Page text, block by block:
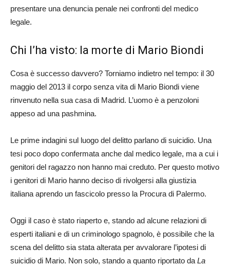
presentare una denuncia penale nei confronti del medico
legale.
Chi l’ha visto: la morte di Mario Biondi
Cosa è successo davvero? Torniamo indietro nel tempo: il 30
maggio del 2013 il corpo senza vita di Mario Biondi viene
rinvenuto nella sua casa di Madrid. L’uomo è a penzoloni
appeso ad una pashmina.
Le prime indagini sul luogo del delitto parlano di suicidio. Una
tesi poco dopo confermata anche dal medico legale, ma a cui i
genitori del ragazzo non hanno mai creduto. Per questo motivo
i genitori di Mario hanno deciso di rivolgersi alla giustizia
italiana aprendo un fascicolo presso la Procura di Palermo.
Oggi il caso è stato riaperto e, stando ad alcune relazioni di
esperti italiani e di un criminologo spagnolo, è possibile che la
scena del delitto sia stata alterata per avvalorare l’ipotesi di
suicidio di Mario. Non solo, stando a quanto riportato da La